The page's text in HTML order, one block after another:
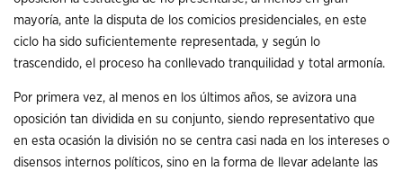
mayoría, ante la disputa de los comicios presidenciales, en este
ciclo ha sido suficientemente representada, y según lo
trascendido, el proceso ha conllevado tranquilidad y total armonía.
Por primera vez, al menos en los últimos años, se avizora una
oposición tan dividida en su conjunto, siendo representativo que
en esta ocasión la división no se centra casi nada en los intereses o
disensos internos políticos, sino en la forma de llevar adelante las